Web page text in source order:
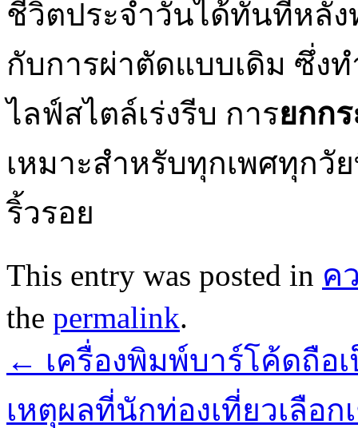
ชีวิตประจำวันได้ทันทีหลั
กับการผ่าตัดแบบเดิม ซึ่ง
ไลฟ์สไตล์เร่งรีบ การยกก
เหมาะสำหรับทุกเพศทุก
ริ้วรอย
This entry was posted in ค
the permalink.
← เครื่องพิมพ์บาร์โค้ดถือ
เหตุผลที่นักท่องเที่ยวเลือ